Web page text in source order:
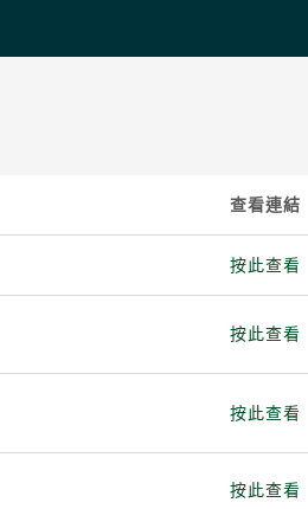
查看連結
按此查看
按此查看
按此查看
按此查看